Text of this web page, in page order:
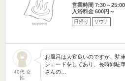
営業時間 7:30～25:00
入浴料金 600円～
日帰り サウナ
40代 女
性
お風呂は大変良いのですが、駐
シェードをしてあり、長時間駐
さんの…